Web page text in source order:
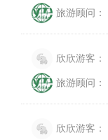
旅游顾问：
欣欣游客：
旅游顾问：
欣欣游客：